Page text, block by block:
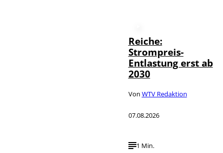
Reiche:
Strompreis-
Entlastung erst ab
2030
Von WTV Redaktion
07.08.2026
1 Min.